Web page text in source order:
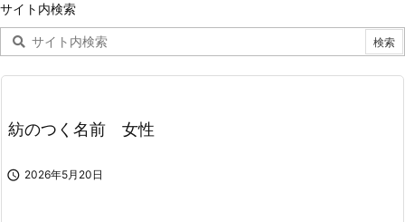

次へ

サイト内検索
紡のつく名前 女性
 2026年5月20日